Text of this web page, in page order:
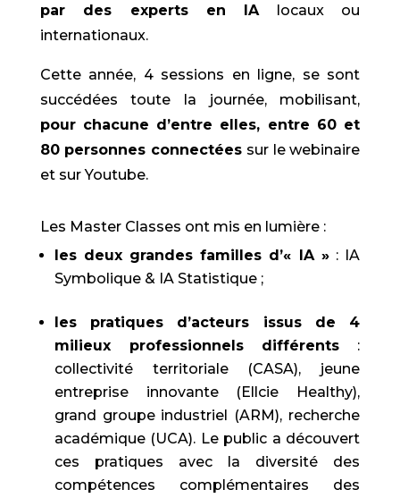
par des experts en IAlocaux ou
internationaux.
Cette année, 4 sessions en ligne, se sont
succédées toute la journée, mobilisant,
pour chacune d’entre elles, entre 60 et
80 personnes connectées sur le webinaire
et sur Youtube.
Les Master Classes ont mis en lumière :
les deux grandes familles d’« IA »: IA
Symbolique & IA Statistique ;
les pratiques d’acteurs issus de 4
milieux professionnels différents :
collectivité territoriale (CASA), jeune
entreprise innovante (Ellcie Healthy),
grand groupe industriel (ARM), recherche
académique (UCA). Le public a découvert
ces pratiques avec la diversité des
compétences complémentaires des